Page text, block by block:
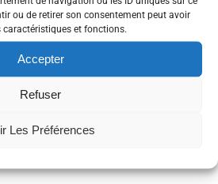
ou de retirer son consentement peut avoir
et fonctions.
Accepter
Refuser
Les Préférences